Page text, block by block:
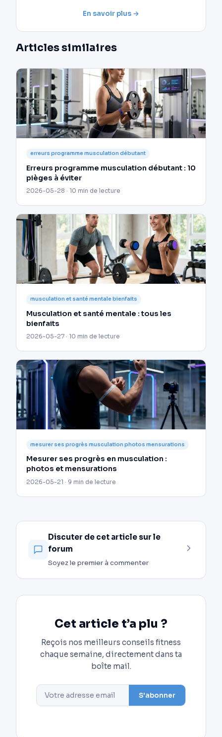
En savoir plus →
Articles similaires
erreurs programme musculation débutant
Erreurs programme musculation débutant : 10
pièges à éviter
2026-05-28 · 10 min de lecture
musculation et santé mentale bienfaits
Musculation et santé mentale : tous les
bienfaits
2026-05-27 · 10 min de lecture
mesurer ses progrès musculation photos mensurations
Mesurer ses progrès en musculation :
photos et mensurations
2026-05-21 · 9 min de lecture
Discuter de cet article sur le
forum
Soyez le premier à commenter
Cet article t’a plu ?
Reçois nos meilleurs conseils fitness
chaque semaine, directement dans ta
boîte mail.
S'abonner